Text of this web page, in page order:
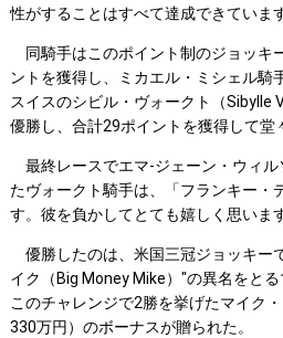
性がすることはすべて達成できていま
同騎手はこのポイント制のジョッキ
ントを獲得し、ミカエル・ミシェル騎
スイスのシビル・ヴォークト（Sibylle
優勝し、合計29ポイントを獲得して堂
最終レースでエマ-ジェーン・ウィル
たヴォークト騎手は、「フランキー・
す。彼を負かしてとても嬉しく思いま
優勝したのは、米国三冠ジョッキー
イク（Big Money Mike）"の異名をとる
このチャレンジで2勝を挙げたマイク
330万円）のボーナスが贈られた。